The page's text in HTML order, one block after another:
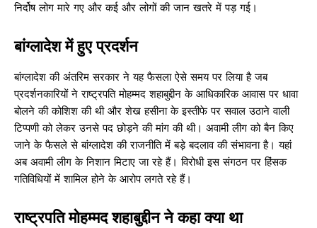
निर्दोष लोग मारे गए और कई और लोगों की जान खतरे में पड़ गई।
बांग्लादेश में हुए प्रदर्शन
बांग्लादेश की अंतरिम सरकार ने यह फैसला ऐसे समय पर लिया है जब
प्रदर्शनकारियों ने राष्ट्रपति मोहम्मद शहाबुद्दीन के आधिकारिक आवास पर धावा
बोलने की कोशिश की थी और शेख हसीना के इस्तीफे पर सवाल उठाने वाली
टिप्पणी को लेकर उनसे पद छोड़ने की मांग की थी। अवामी लीग को बैन किए
जाने के फैसले से बांग्लादेश की राजनीति में बड़े बदलाव की संभावना है। यहां
अब अवामी लीग के निशान मिटाए जा रहे हैं। विरोधी इस संगठन पर हिंसक
गतिविधियों में शामिल होने के आरोप लगते रहे हैं।
राष्ट्रपति मोहम्मद शहाबुद्दीन ने कहा क्या था